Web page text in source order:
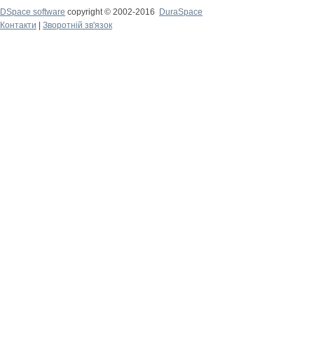
DSpace software copyright © 2002-2016
DuraSpace
Контакти
Зворотній зв'язок